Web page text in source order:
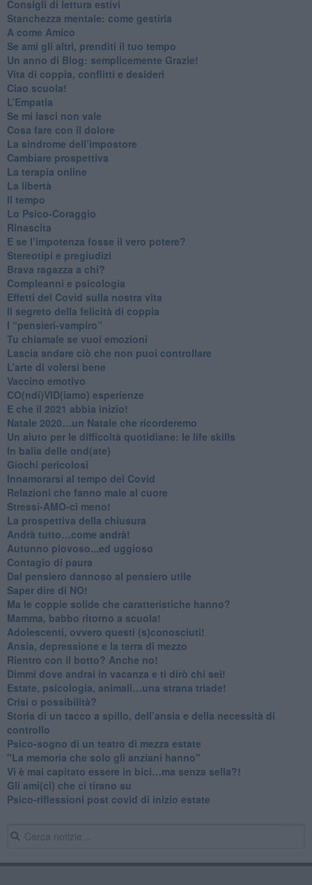
​Consigli di lettura estivi
​Stanchezza mentale: come gestirla
​A come Amico
​Se ami gli altri, prenditi il tuo tempo
​Un anno di Blog: semplicemente Grazie!
​Vita di coppia, conflitti e desideri
​Ciao scuola!
​L’Empatia
​Se mi lasci non vale
Cosa fare con il dolore
​La sindrome dell’impostore
​Cambiare prospettiva
La terapia online
La libertà
​Il tempo
​Lo Psico-Coraggio
Rinascita
​E se l’impotenza fosse il vero potere?
Stereotipi e pregiudizi
​Brava ragazza a chi?
​Compleanni e psicologia
Effetti del Covid sulla nostra vita
Il segreto della felicità di coppia
​I “pensieri-vampiro”
​Tu chiamale se vuoi emozioni
​Lascia andare ciò che non puoi controllare
L’arte di volersi bene
​Vaccino emotivo
CO(ndi)VID(iamo) esperienze
​E che il 2021 abbia inizio!
​Natale 2020…un Natale che ricorderemo
Un aiuto per le difficoltà quotidiane: le life skills
​In balia delle ond(ate)
Giochi pericolosi
Innamorarsi al tempo del Covid
​Relazioni che fanno male al cuore
​Stressi-AMO-ci meno!
​La prospettiva della chiusura
​Andrà tutto…come andrà!
Autunno piovoso...ed uggioso
​Contagio di paura
​Dal pensiero dannoso al pensiero utile
​Saper dire di NO!
​Ma le coppie solide che caratteristiche hanno?
​Mamma, babbo ritorno a scuola!
Adolescenti, ovvero questi (s)conosciuti!
Ansia, depressione e la terra di mezzo
​Rientro con il botto? Anche no!
Dimmi dove andrai in vacanza e ti dirò chi sei!
​Estate, psicologia, animali…una strana triade!
​Crisi o possibilità?
​Storia di un tacco a spillo, dell’ansia e della necessità di
controllo
​Psico-sogno di un teatro di mezza estate
"La memoria che solo gli anziani hanno"
​Vi è mai capitato essere in bici…ma senza sella?!
​Gli ami(ci) che ci tirano su
Psico-riflessioni post covid di inizio estate